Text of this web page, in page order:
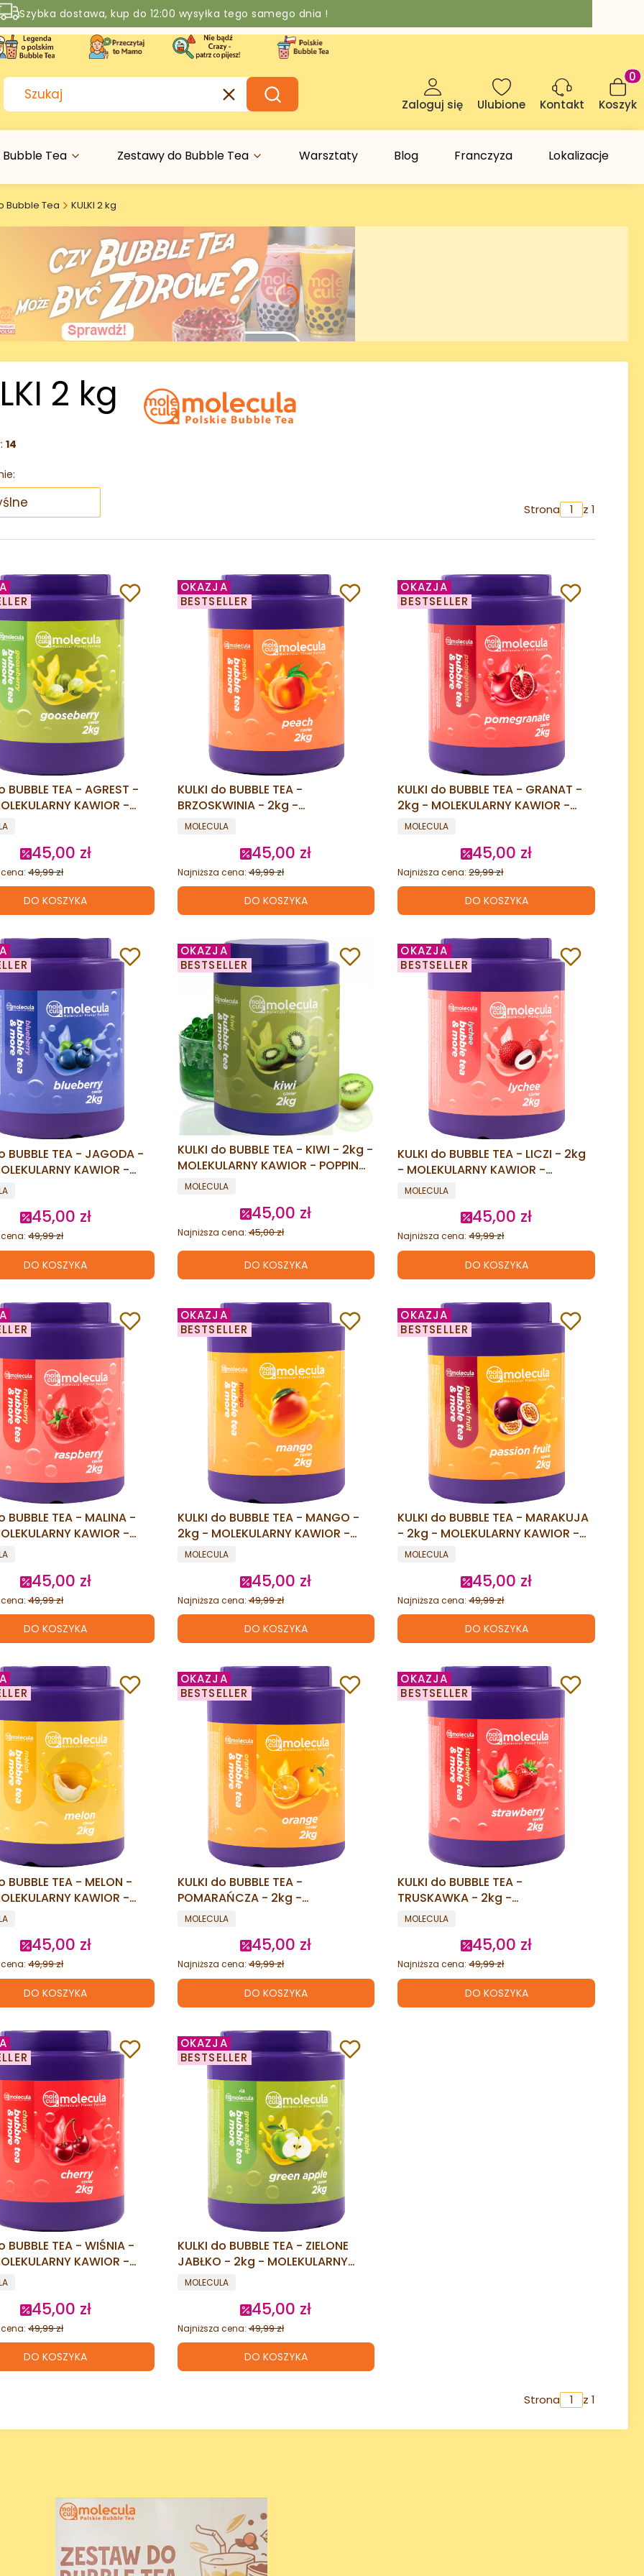
Szybka dostawa, kup do 12:00 wysyłka tego samego dnia !
Rabaty -50% na wybrane produkty
WyczyśćSzukaj Zaloguj się Ulubione Kontakt Koszyk
Tea Zestawy do Bubble Tea Warsztaty Blog Franczyza Lokalizacje
Bubble Tea KULKI 2 kg
2 kg
14
Strona z 1
BUBBLE TEA - AGREST -
KAWIOR -
BOBA
Cena promocyjna
45,00 zł
49,99 zł
DO KOSZYKA
OKAZJA
BESTSELLER
KULKI do BUBBLE TEA -
BRZOSKWINIA - 2kg -
MOLEKULARNY KAWIOR - POPPING
MOLECULA
Cena promocyjna
45,00 zł
Najniższa cena: 49,99 zł
DO KOSZYKA
OKAZJA
BESTSELLER
KULKI do BUBBLE TEA - GRANAT -
2kg - MOLEKULARNY KAWIOR -
POPPING BOBA
MOLECULA
Cena promocyjna
45,00 zł
Najniższa cena: 29,99 zł
DO KOSZYKA
BUBBLE TEA - JAGODA -
KAWIOR -
BOBA
Cena promocyjna
45,00 zł
49,99 zł
DO KOSZYKA
OKAZJA
BESTSELLER
KULKI do BUBBLE TEA - KIWI - 2kg -
MOLEKULARNY KAWIOR - POPPING
BOBA
MOLECULA
Cena promocyjna
45,00 zł
Najniższa cena: 45,00 zł
DO KOSZYKA
OKAZJA
BESTSELLER
KULKI do BUBBLE TEA - LICZI - 2kg
- MOLEKULARNY KAWIOR -
POPPING BOBA
MOLECULA
Cena promocyjna
45,00 zł
Najniższa cena: 49,99 zł
DO KOSZYKA
BUBBLE TEA - MALINA -
KAWIOR -
BOBA
Cena promocyjna
45,00 zł
49,99 zł
DO KOSZYKA
OKAZJA
BESTSELLER
KULKI do BUBBLE TEA - MANGO -
2kg - MOLEKULARNY KAWIOR -
POPPING BOBA
MOLECULA
Cena promocyjna
45,00 zł
Najniższa cena: 49,99 zł
DO KOSZYKA
OKAZJA
BESTSELLER
KULKI do BUBBLE TEA - MARAKUJA
- 2kg - MOLEKULARNY KAWIOR -
POPPING BOBA
MOLECULA
Cena promocyjna
45,00 zł
Najniższa cena: 49,99 zł
DO KOSZYKA
BUBBLE TEA - MELON -
KAWIOR -
BOBA
Cena promocyjna
45,00 zł
49,99 zł
DO KOSZYKA
OKAZJA
BESTSELLER
KULKI do BUBBLE TEA -
POMARAŃCZA - 2kg -
MOLEKULARNY KAWIOR - POPPING
MOLECULA
Cena promocyjna
45,00 zł
Najniższa cena: 49,99 zł
DO KOSZYKA
OKAZJA
BESTSELLER
KULKI do BUBBLE TEA -
TRUSKAWKA - 2kg -
MOLEKULARNY KAWIOR - POPPING
MOLECULA
Cena promocyjna
45,00 zł
Najniższa cena: 49,99 zł
DO KOSZYKA
BUBBLE TEA - WIŚNIA -
KAWIOR -
BOBA
Cena promocyjna
45,00 zł
49,99 zł
DO KOSZYKA
OKAZJA
BESTSELLER
KULKI do BUBBLE TEA - ZIELONE
JABŁKO - 2kg - MOLEKULARNY
KAWIOR - POPPING BOBA
MOLECULA
Cena promocyjna
45,00 zł
Najniższa cena: 49,99 zł
DO KOSZYKA
Strona z 1